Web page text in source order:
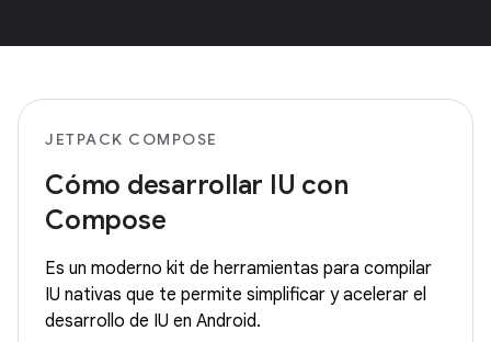
JETPACK COMPOSE
Cómo desarrollar IU con
Compose
Es un moderno kit de herramientas para compilar
IU nativas que te permite simplificar y acelerar el
desarrollo de IU en Android.